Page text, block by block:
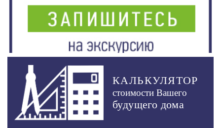
КАЛЬКУЛЯТОР
стоимости Вашего
будущего дома